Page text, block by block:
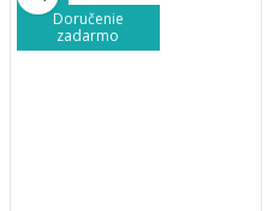
Doručenie
zadarmo